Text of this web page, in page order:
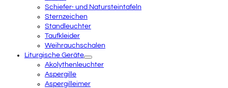
Schiefer- und Natursteintafeln
Sternzeichen
Standleuchter
Taufkleider
Weihrauchschalen
Liturgische Geräte
Akolythenleuchter
Aspergille
Aspergilleimer